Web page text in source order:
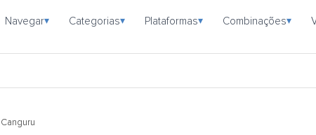
Navegar▾ Categorias▾ Plataformas▾ Combinações▾
Canguru